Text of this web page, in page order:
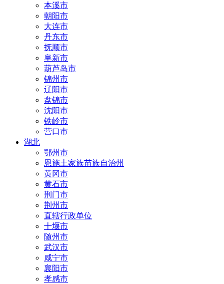
本溪市
朝阳市
大连市
丹东市
抚顺市
阜新市
葫芦岛市
锦州市
辽阳市
盘锦市
沈阳市
铁岭市
营口市
湖北
鄂州市
恩施土家族苗族自治州
黄冈市
黄石市
荆门市
荆州市
直辖行政单位
十堰市
随州市
武汉市
咸宁市
襄阳市
孝感市